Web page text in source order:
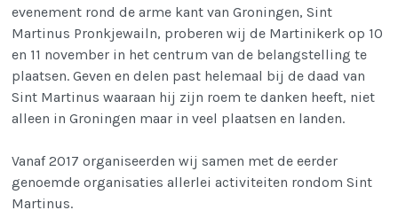
evenement rond de arme kant van Groningen, Sint
Martinus Pronkjewailn, proberen wij de Martinikerk op 10
en 11 november in het centrum van de belangstelling te
plaatsen. Geven en delen past helemaal bij de daad van
Sint Martinus waaraan hij zijn roem te danken heeft, niet
alleen in Groningen maar in veel plaatsen en landen.
Vanaf 2017 organiseerden wij samen met de eerder
genoemde organisaties allerlei activiteiten rondom Sint
Martinus.